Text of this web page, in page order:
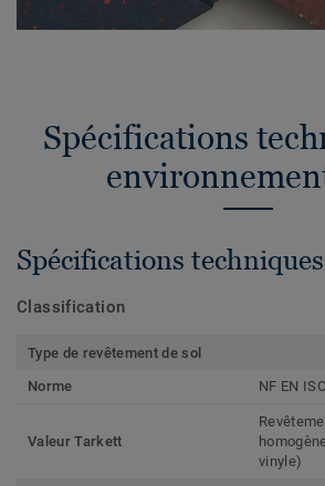
Spécifications
Spécifications techniques
Classification
Type de revêtement de sol
Norme
NF EN
Valeur Tarkett
vinyle)